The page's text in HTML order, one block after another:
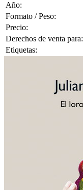
Año:
Formato / Peso:
Precio:
Derechos de venta para:
Etiquetas: